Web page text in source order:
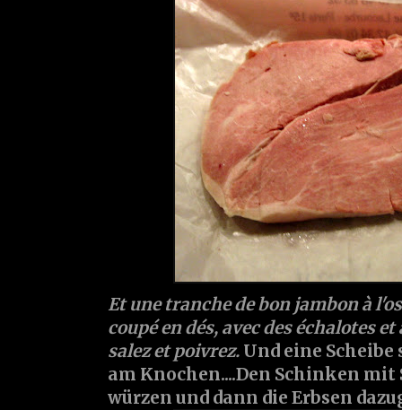
Et une tranche de bon jambon à
coupé en dés, avec des échalotes
salez et poivrez. Und eine
am Knochen....Den Schinken
würzen und dann die Erbsen